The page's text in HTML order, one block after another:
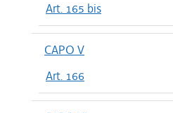
Art. 165 bis
CAPO V
Art. 166